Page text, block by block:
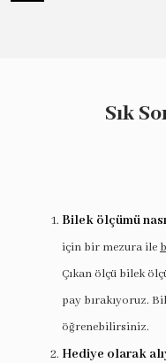
Sık
Bilek ölçümü
için bir mezura ile
Çıkan ölçü bilek
pay bırakıyoruz.
öğrenebilirsiniz.
Hediye olarak